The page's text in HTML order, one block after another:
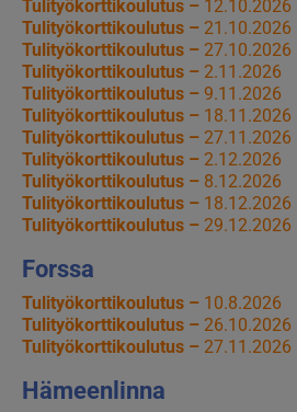
Tulityökorttikoulutus – 12.10.2026
Tulityökorttikoulutus – 21.10.2026
Tulityökorttikoulutus – 27.10.2026
Tulityökorttikoulutus – 2.11.2026
Tulityökorttikoulutus – 9.11.2026
Tulityökorttikoulutus – 18.11.2026
Tulityökorttikoulutus – 27.11.2026
Tulityökorttikoulutus – 2.12.2026
Tulityökorttikoulutus – 8.12.2026
Tulityökorttikoulutus – 18.12.2026
Tulityökorttikoulutus – 29.12.2026
Forssa
Tulityökorttikoulutus – 10.8.2026
Tulityökorttikoulutus – 26.10.2026
Tulityökorttikoulutus – 27.11.2026
Hämeenlinna